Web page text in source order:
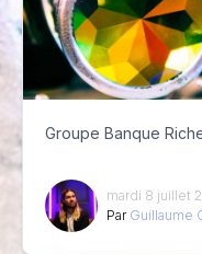
Groupe Banque
mardi 8 juillet
Par Guillaume